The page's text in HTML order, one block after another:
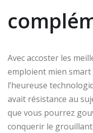
Avec accoster les
emploient mien smart
l’heureuse
avait résistance au
que vous pourrez
conquerir le